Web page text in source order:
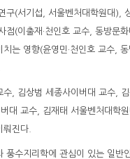
구(서기섭, 서울벤처대학원대),
점(이출재·천인호 교수, 동방문
는 영향(윤영민·천인호 교수,
, 김상범 세종사이버대 교수,
대 교수, 김재태 서울벤처대학
진다.
풍수지리학에 관심이 있는 일반